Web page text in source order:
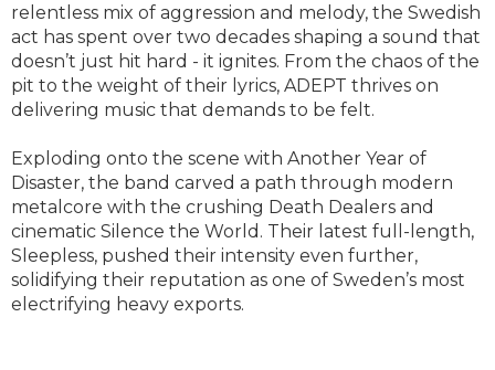
relentless mix of aggression and melody, the Swedish
act has spent over two decades shaping a sound that
doesn’t just hit hard - it ignites. From the chaos of the
pit to the weight of their lyrics, ADEPT thrives on
delivering music that demands to be felt.
Exploding onto the scene with Another Year of
Disaster, the band carved a path through modern
metalcore with the crushing Death Dealers and
cinematic Silence the World. Their latest full-length,
Sleepless, pushed their intensity even further,
solidifying their reputation as one of Sweden’s most
electrifying heavy exports.